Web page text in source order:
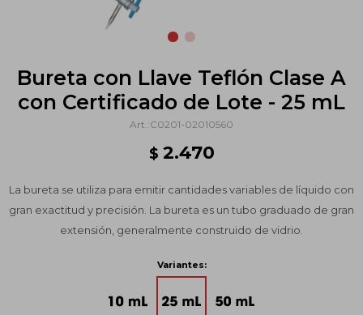
Bureta con Llave Teflón Clase A
con Certificado de Lote - 25 mL
C0201-02010560
$ 2.470
La bureta se utiliza para emitir cantidades variables de líquido con
gran exactitud y precisión. La bureta es un tubo graduado de gran
extensión, generalmente construido de vidrio.
Variantes: